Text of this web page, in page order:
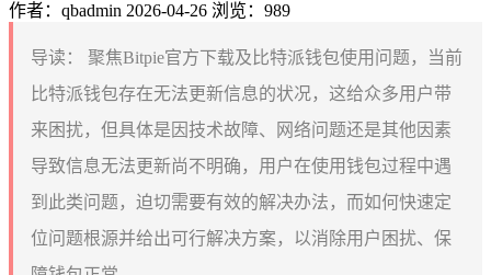
作者：qbadmin 2026-04-26 浏览：989
导读：
聚焦Bitpie官方下载及比特派钱包使用问题，当前
比特派钱包存在无法更新信息的状况，这给众多用户带
来困扰，但具体是因技术故障、网络问题还是其他因素
导致信息无法更新尚不明确，用户在使用钱包过程中遇
到此类问题，迫切需要有效的解决办法，而如何快速定
位问题根源并给出可行解决方案，以消除用户困扰、保